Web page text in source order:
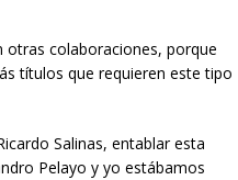
otras colaboraciones, porque
títulos que requieren este tipo
Salinas, entablar esta
Pelayo y yo estábamos